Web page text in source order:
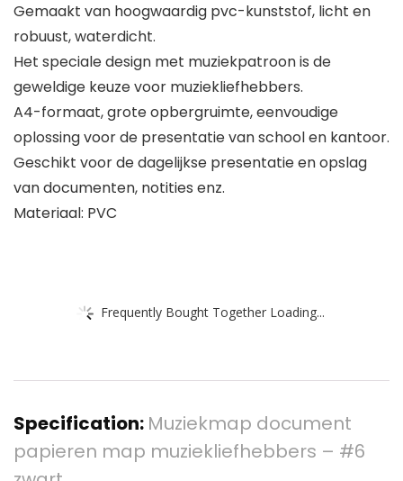
Gemaakt van hoogwaardig pvc-kunststof, licht en
robuust, waterdicht.
Het speciale design met muziekpatroon is de
geweldige keuze voor muziekliefhebbers.
A4-formaat, grote opbergruimte, eenvoudige
oplossing voor de presentatie van school en kantoor.
Geschikt voor de dagelijkse presentatie en opslag
van documenten, notities enz.
Materiaal: PVC
Frequently Bought Together Loading...
Specification: Muziekmap document
papieren map muziekliefhebbers – #6